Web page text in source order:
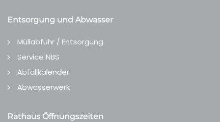
Entsorgung und Abwasser
Müllabfuhr / Entsorgung
Service NBS
Abfallkalender
Abwasserwerk
Rathaus Öffnungszeiten